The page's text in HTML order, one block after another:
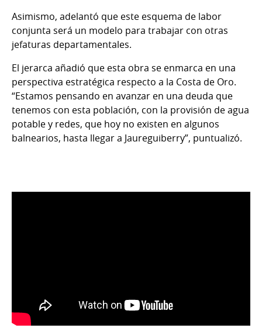
Asimismo, adelantó que este esquema de labor
conjunta será un modelo para trabajar con otras
jefaturas departamentales.
El jerarca añadió que esta obra se enmarca en una
perspectiva estratégica respecto a la Costa de Oro.
“Estamos pensando en avanzar en una deuda que
tenemos con esta población, con la provisión de agua
potable y redes, que hoy no existen en algunos
balnearios, hasta llegar a Jaureguiberry”, puntualizó.